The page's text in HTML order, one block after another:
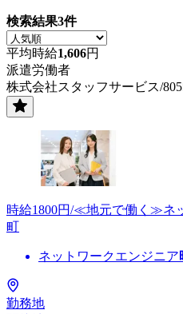
検索結果3件
平均時給1,606円
派遣労働者
株式会社スタッフサービス/
時給1800円/≪地元で働く≫ネ
町
ネットワークエンジニア
勤務地